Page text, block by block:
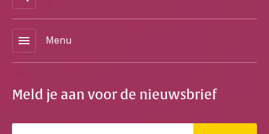
menu Menu
Meld je aan voor de nieuwsbrief